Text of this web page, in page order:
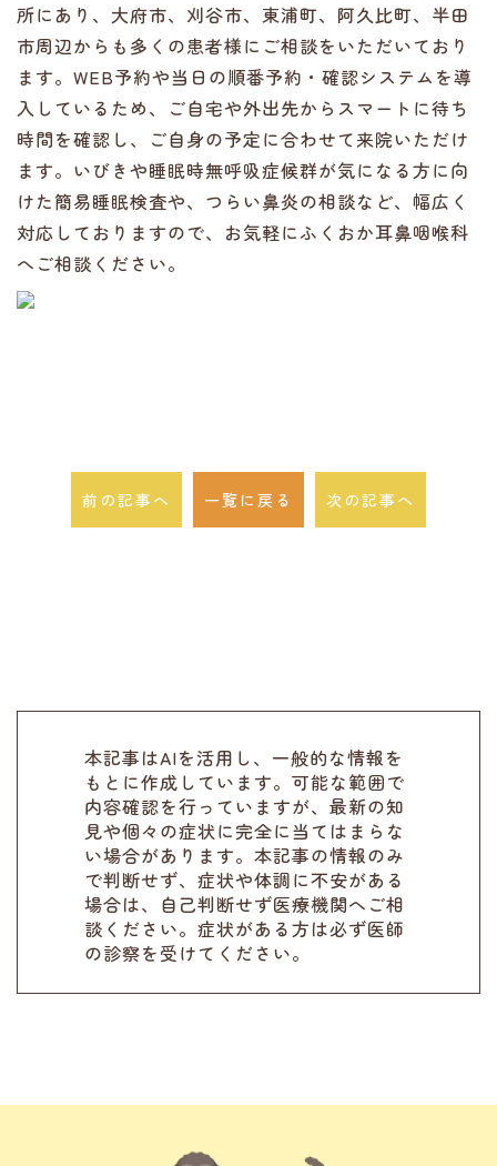
所にあり、大府市、刈谷市、東浦町、阿久比町、半田
市周辺からも多くの患者様にご相談をいただいており
ます。WEB予約や当日の順番予約・確認システムを導
入しているため、ご自宅や外出先からスマートに待ち
時間を確認し、ご自身の予定に合わせて来院いただけ
ます。いびきや睡眠時無呼吸症候群が気になる方に向
けた簡易睡眠検査や、つらい鼻炎の相談など、幅広く
対応しておりますので、お気軽にふくおか耳鼻咽喉科
へご相談ください。
前の記事へ 一覧に戻る 次の記事へ
本記事はAIを活用し、一般的な情報を
もとに作成しています。可能な範囲で
内容確認を行っていますが、最新の知
見や個々の症状に完全に当てはまらな
い場合があります。本記事の情報のみ
で判断せず、症状や体調に不安がある
場合は、自己判断せず医療機関へご相
談ください。症状がある方は必ず医師
の診察を受けてください。